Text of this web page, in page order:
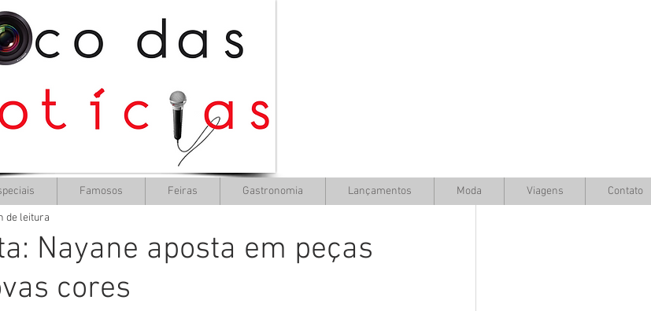
Nayane aposta em peças
cores
de leitura
Famosos Feiras Gastronomia Lançamentos Moda Viagens Contato